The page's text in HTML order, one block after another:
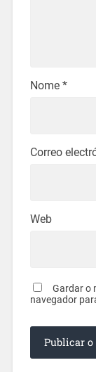
Nome *
Correo
Web
Gardar o
navegador